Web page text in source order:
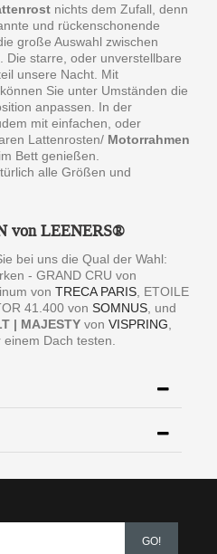
nichts dem Zufall, denn
und rückenschonende
große Auswahl zwischen
Die starre, oder unverstellbare
unsere Nacht. Mit
können Sie unter Umständen die
anpassen. In der
mit einfachen, oder
Lattenrosten/ Motorrahmen
Bett genießen.
alle Größen und
von LEENERS®
bei uns die Qual der Wahl:
- GRAND CRU von
vonTRECA PARIS , ETOILE
41.400 vonSOMNUS , und
| MAJESTYvonVISPRING
Dach testen.
GO!